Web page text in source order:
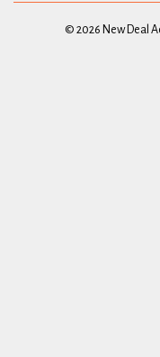
© 2026 New Deal